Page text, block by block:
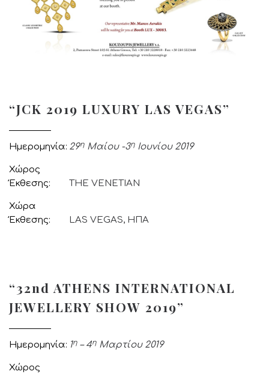
“JCK 2019 LUXURY LAS VEGAS”
Ημερομηνία 29η Μαίου -3η Ιουνίου 2019
Χώρος
Έκθεσης
THE VENETIAN
Χώρα
Έκθεσης
LAS VEGAS, ΗΠΑ
“32nd ATHENS INTERNATIONAL
JEWELLERY SHOW 2019”
Ημερομηνία 1η – 4η Μαρτίου 2019
Χώρος